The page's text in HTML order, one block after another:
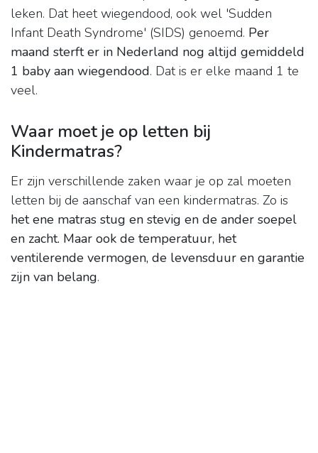
leken. Dat heet wiegendood, ook wel 'Sudden
Infant Death Syndrome' (SIDS) genoemd. Per
maand sterft er in Nederland nog altijd gemiddeld
1 baby aan wiegendood. Dat is er elke maand 1 te
veel.
Waar moet je op letten bij
Kindermatras?
Er zijn verschillende zaken waar je op zal moeten
letten bij de aanschaf van een kindermatras. Zo is
het ene matras stug en stevig en de ander soepel
en zacht. Maar ook de temperatuur, het
ventilerende vermogen, de levensduur en garantie
zijn van belang.